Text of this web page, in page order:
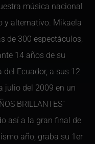
música nacional
y alternativo. Mikaela
de 300 espectáculos,
14 años de su
Ecuador, a sus 12
julio del 2009 en un
BRILLANTES”
así a la gran final de
año, graba su 1er